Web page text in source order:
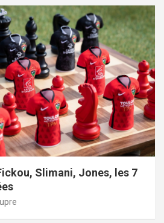
Slimani, Jones, les 7